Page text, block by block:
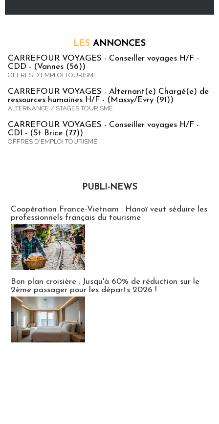
LES ANNONCES
CARREFOUR VOYAGES - Conseiller voyages H/F -
CDD - (Vannes (56))
OFFRES D'EMPLOI TOURISME
CARREFOUR VOYAGES - Alternant(e) Chargé(e) de
ressources humaines H/F - (Massy/Evry (91))
ALTERNANCE / STAGES TOURISME
CARREFOUR VOYAGES - Conseiller voyages H/F -
CDI - (St Brice (77))
OFFRES D'EMPLOI TOURISME
PUBLI-NEWS
Coopération France-Vietnam : Hanoï veut séduire les
professionnels français du tourisme
Bon plan croisière : Jusqu'à 60% de réduction sur le
2ème passager pour les départs 2026 !